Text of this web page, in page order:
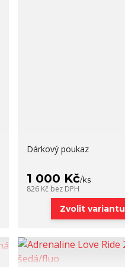
Dárkový poukaz
1 000 Kč/ks
826 Kč bez DPH
Zvolit variantu